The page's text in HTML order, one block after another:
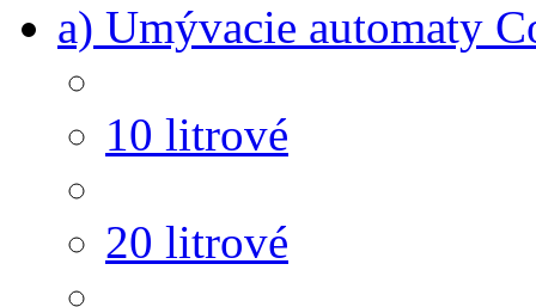
a) Umývacie automaty
10 litrové
20 litrové